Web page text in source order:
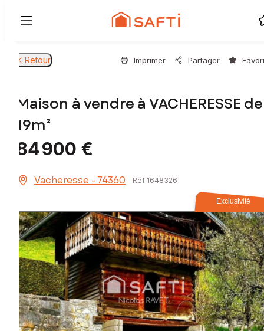
Retour Imprimer Partager
Maison à vendre à VACHERESSE de
19m²
84 900 €
Vacheresse - 74360 Réf 1648326
Exclusivité